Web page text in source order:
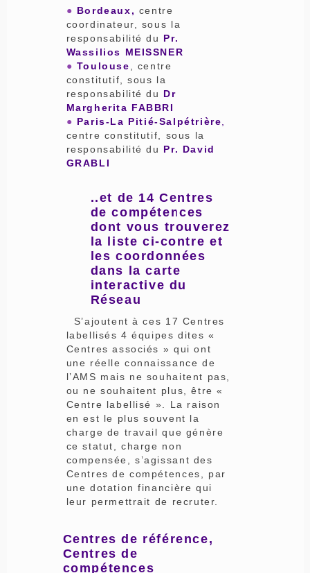
● Bordeaux, centre
coordinateur, sous la
responsabilité du Pr.
Wassilios MEISSNER
● Toulouse , centre
constitutif, sous la
responsabilité du Dr
Margherita FABBRI
● Paris-La Pitié-Salpétrière
centre constitutif, sous la
responsabilité du Pr. David
GRABLI
..et de 14 Centres
de compétences
dont vous trouverez
la liste ci-contre et
les coordonnées
dans la carte
interactive du
Réseau
S’ajoutent à ces 17 Centres
labellisés 4 équipes dites «
Centres associés » qui ont
une réelle connaissance de
l’AMS mais ne souhaitent pas,
ou ne souhaitent plus, être «
Centre labellisé ». La raison
en est le plus souvent la
charge de travail que génère
ce statut, charge non
compensée, s’agissant des
Centres de compétences, par
une dotation financière qui
leur permettrait de recruter.
Centres de référence,
Centres de
compétences